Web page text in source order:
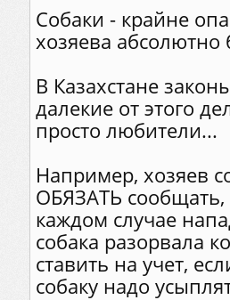
Собаки - крайне
хозяева абсолютно
В Казахстане
далекие от этого
просто любители...
Например, хозяев
ОБЯЗАТЬ сообщать,
каждом случае
собака разорвала
ставить на учет,
собаку надо